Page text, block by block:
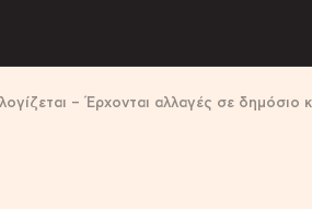
– Έρχονται αλλαγές σε δημόσιο